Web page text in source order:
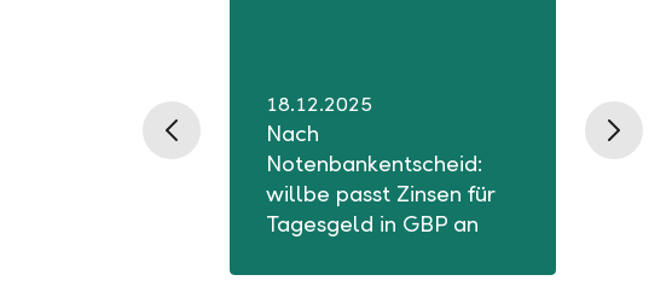
18.12.2025
Nach
Notenbankentscheid:
willbe passt Zinsen für
Tagesgeld in GBP an
Nach
willbe